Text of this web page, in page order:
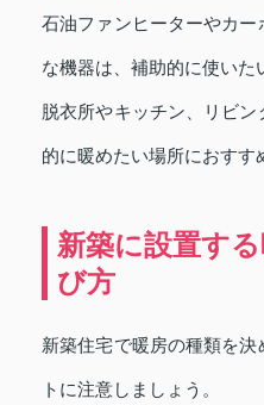
石油ファンヒーターやカ
な機器は、補助的に使いた
脱衣所やキッチン、リビ
的に暖めたい場所におすす
新築に設置す
び方
新築住宅で暖房の種類を
トに注意しましょう。